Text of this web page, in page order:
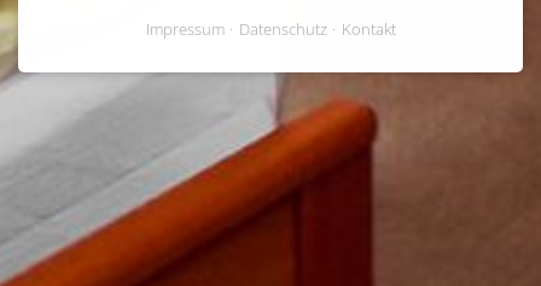
Impressum Datenschutz Kontakt